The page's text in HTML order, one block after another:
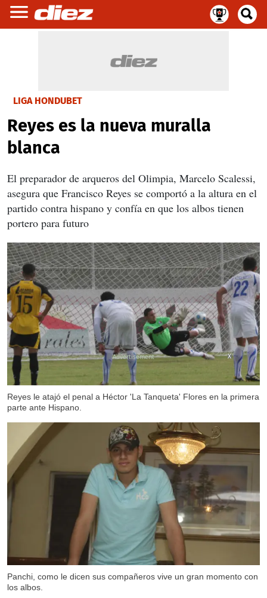
LIGA HONDUBET
Reyes es la nueva muralla
blanca
El preparador de arqueros del Olimpia, Marcelo Scalessi,
asegura que Francisco Reyes se comportó a la altura en el
partido contra hispano y confía en que los albos tienen
portero para futuro
Reyes le atajó el penal a Héctor 'La Tanqueta' Flores en la primera
parte ante Hispano.
Panchi, como le dicen sus compañeros vive un gran momento con
los albos.
X